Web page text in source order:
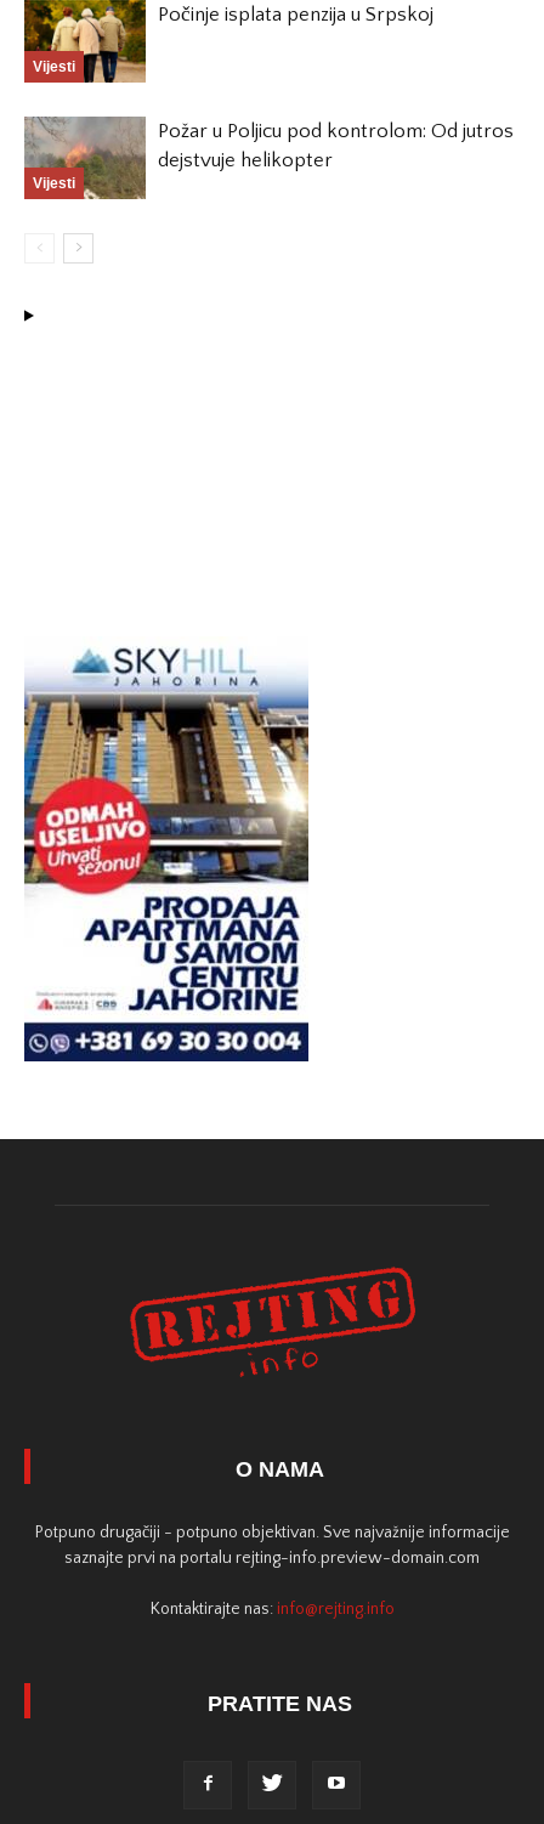
Vijesti
Počinje isplata penzija u Srpskoj
Vijesti
Požar u Poljicu pod kontrolom: Od jutros
dejstvuje helikopter
O NAMA
Potpuno drugačiji - potpuno objektivan. Sve najvažnije informacije
saznajte prvi na portalu rejting-info.preview-domain.com
Kontaktirajte nas: info@rejting.info
PRATITE NAS